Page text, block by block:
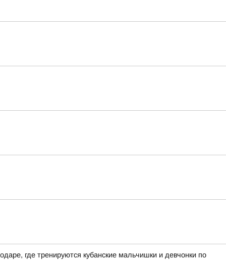
где тренируются кубанские мальчишки и девчонки по